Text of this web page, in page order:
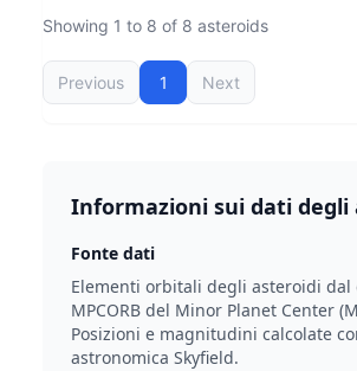
Showing 1 to 8 of 8 asteroids
Previous 1 Next
Informazioni sui dati degli
Fonte dati
Elementi orbitali degli asteroidi dal
MPCORB del Minor Planet Center
Posizioni e magnitudini calcolate
astronomica Skyfield.